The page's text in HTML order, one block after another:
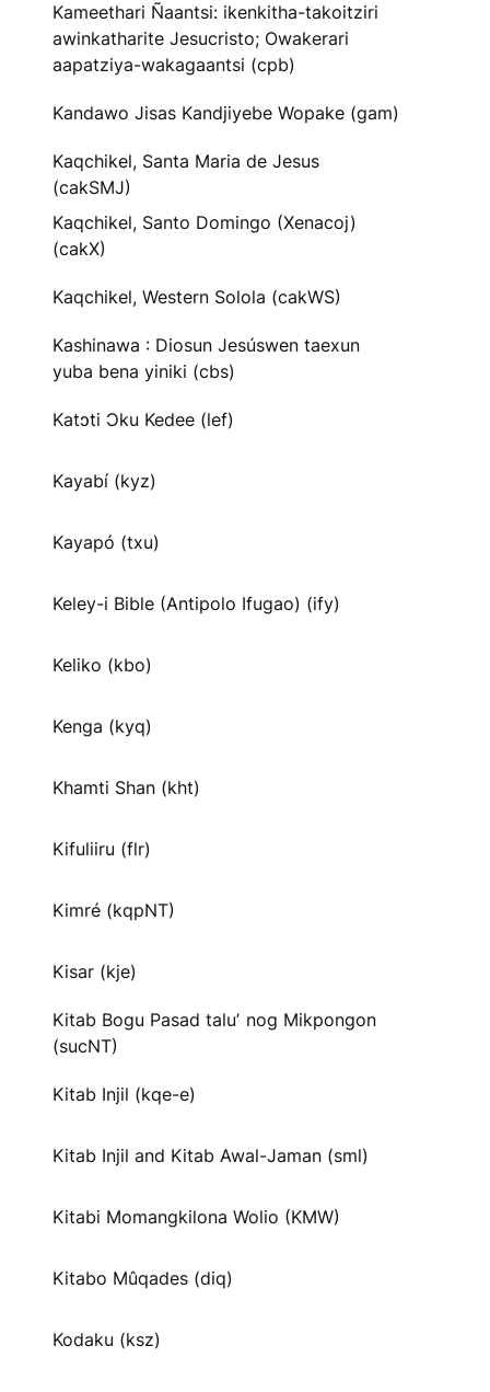
Kameethari Ñaantsi: ikenkitha-takoitziri
awinkatharite Jesucristo; Owakerari
aapatziya-wakagaantsi (cpb)
Kandawo Jisas Kandjiyebe Wopake (gam)
Kaqchikel, Santa Maria de Jesus
(cakSMJ)
Kaqchikel, Santo Domingo (Xenacoj)
(cakX)
Kaqchikel, Western Solola (cakWS)
Kashinawa : Diosun Jesúswen taexun
yuba bena yiniki (cbs)
Katɔti Ɔku Kedee (lef)
Kayabí (kyz)
Kayapó (txu)
Keley-i Bible (Antipolo Ifugao) (ify)
Keliko (kbo)
Kenga (kyq)
Khamti Shan (kht)
Kifuliiru (flr)
Kimré (kqpNT)
Kisar (kje)
Kitab Bogu Pasad taluʼ nog Mikpongon
(sucNT)
Kitab Injil (kqe-e)
Kitab Injil and Kitab Awal-Jaman (sml)
Kitabi Momangkilona Wolio (KMW)
Kitabo Mûqades (diq)
Kodaku (ksz)